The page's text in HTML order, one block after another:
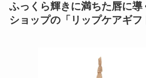
ふっくら輝きに満ちた唇に導
ショップの「リップケアギフ